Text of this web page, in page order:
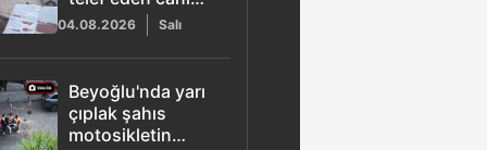
kamera kaydında
04.08.2026 Salı
Beyoğlu'nda yarı
çıplak şahıs
motosikletin